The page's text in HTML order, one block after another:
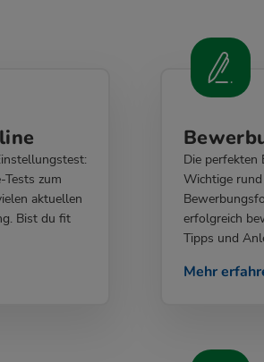
zum
aktuellen
Bist du fit
Die perfekten
Wichtige
erfolgreich
Tipps und
Mehr